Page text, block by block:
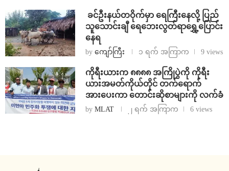
⁩ ⁨ခင်ဦးနယ်တဝိုက်မှာ ရေကြီးနေလို့ ပြည်
သူသောင်းချီ ရေဘေးလွတ်ရာရွှေ့ပြောင်း
နေရ
by ကျော်ကြီး ၁ ရက် အကြာက 9 views
ကိုရီးယားက ၈၈၈၈ အကြိုပွဲကို ကိုရီး
ယားအမတ်ကိုယ်တိုင် တက်ရောက်
အားပေးကာ တောင်းဆိုစာများကို လက်ခံ
by MLAT ၂ ရက် အကြာက 6 views